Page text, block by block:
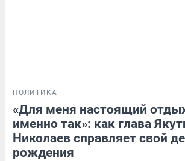
ПОЛИТИКА
«Для меня настоящий
именно так»: как глава
Николаев справляет свой
рождения